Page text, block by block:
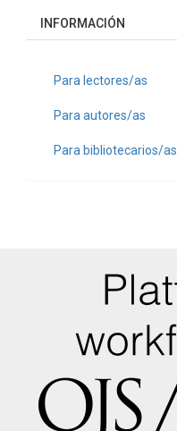
INFORMACIÓN
Para lectores/as
Para autores/as
Para bibliotecarios/as